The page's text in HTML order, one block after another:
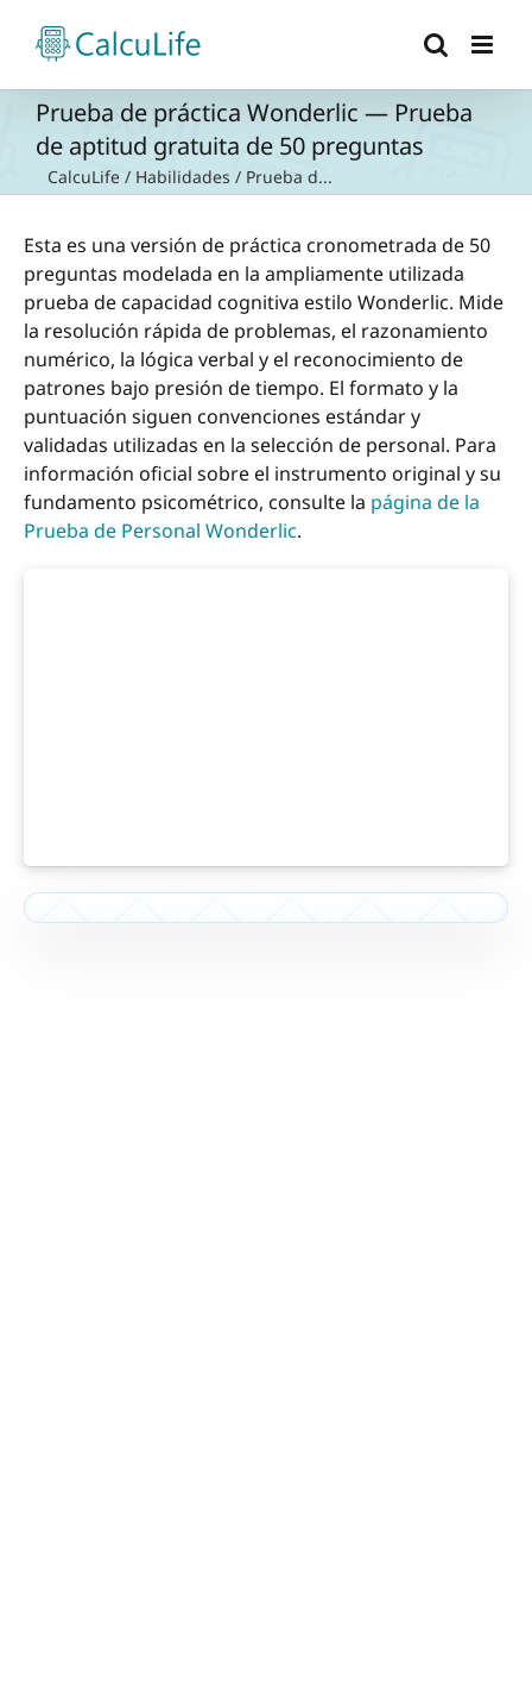
contenido
Prueba de práctica Wonderlic — Prueba
de aptitud gratuita de 50 preguntas
CalcuLife / Habilidades / Prueba d...
Esta es una versión de práctica cronometrada de 50
preguntas modelada en la ampliamente utilizada
prueba de capacidad cognitiva estilo Wonderlic. Mide
la resolución rápida de problemas, el razonamiento
numérico, la lógica verbal y el reconocimiento de
patrones bajo presión de tiempo. El formato y la
puntuación siguen convenciones estándar y
validadas utilizadas en la selección de personal. Para
información oficial sobre el instrumento original y su
fundamento psicométrico, consulte la página de la
Prueba de Personal Wonderlic.